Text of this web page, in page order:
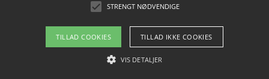
Om / kontakt
Blog Betingelser
STRENGT NØDVENDIGE
TILLAD COOKIES TILLAD IKKE COOKIES
VIS DETALJER